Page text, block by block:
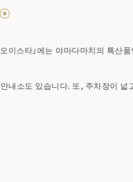
스타」에는 야마다마치의 특산
소도 있습니다. 또, 주차장이 넓